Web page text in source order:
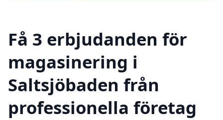
Få 3 erbjudanden för
magasinering i
Saltsjöbaden från
professionella företag